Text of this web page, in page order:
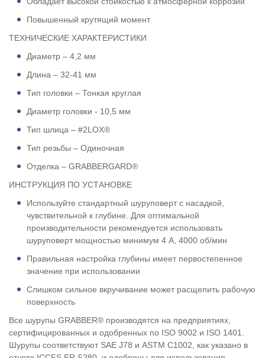
Повышенный крутящий момент
ТЕХНИЧЕСКИЕ ХАРАКТЕРИСТИКИ
Диаметр – 4,2 мм
Длина – 32-41 мм
Тип головки – Тонкая круглая
Диаметр головки - 10,5 мм
Тип шлица – #2LOX®
Тип резьбы – Одиночная
Отделка – GRABBERGARD®
ИНСТРУКЦИЯ ПО УСТАНОВКЕ
Используйте стандартный шуруповерт с насадкой,
чувствительной к глубине. Для оптимальной
производительности рекомендуется использовать
шуруповерт мощностью минимум 4 А, 4000 об/мин
Правильная настройка глубины имеет первостепенное
значение при использовании
Слишком сильное вкручивание может расщепить рабочую
поверхность
Все шурупы GRABBER® производятся на предприятиях,
сертифицированных и одобренных по ISO 9002 и ISO 1401.
Шурупы соответствуют SAE J78 и ASTM C1002, как указано в